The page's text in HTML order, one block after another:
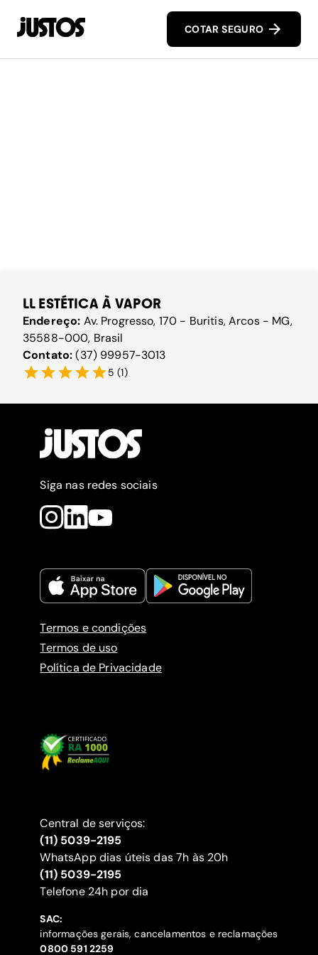
COTAR SEGURO
LL ESTÉTICA À VAPOR
Endereço: Av. Progresso, 170 - Buritis, Arcos - MG,
35588-000, Brasil
Contato:(37) 99957-3013
5 (1)
Siga nas redes sociais
Termos e condições
Termos de uso
Política de Privacidade
Central de serviços:
(11) 5039-2195
WhatsApp dias úteis das 7h às 20h
(11) 5039-2195
‍Telefone 24h por dia
SAC:
informações gerais, cancelamentos e reclamações
‍0800 591 2259